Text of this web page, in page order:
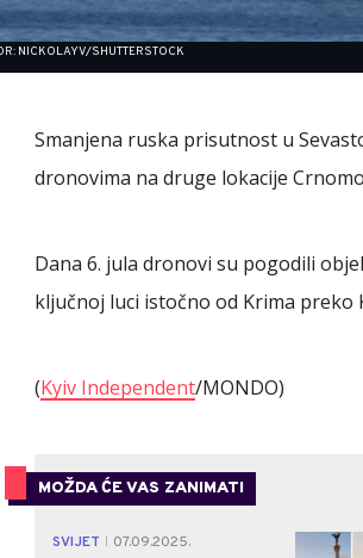
NICKOLAYV/SHUTTERSTOCK
Smanjena ruska prisutnost u
dronovima na druge lokacije
Dana 6. jula dronovi su pogodili
ključnoj luci istočno od Krima preko
(Kyiv Independent/MONDO)
MOŽDA ĆE VAS ZANIMATI
SVIJET
07.09.2025.